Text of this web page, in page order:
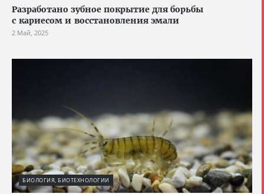
Разработано зубное покрытие для борьбы
с кариесом и восстановления эмали
2 Май, 2025
БИОЛОГИЯ, БИОТЕХНОЛОГИИ